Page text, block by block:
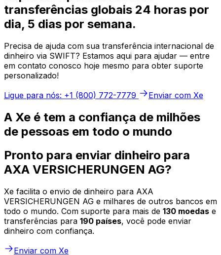
transferências globais 24 horas por
dia, 5 dias por semana.
Precisa de ajuda com sua transferência internacional de
dinheiro via SWIFT? Estamos aqui para ajudar — entre
em contato conosco hoje mesmo para obter suporte
personalizado!
Ligue para nós: +1 (800) 772-7779
Enviar com Xe
A Xe é tem a confiança de milhões
de pessoas em todo o mundo
Pronto para enviar dinheiro para
AXA VERSICHERUNGEN AG?
Xe facilita o envio de dinheiro para AXA
VERSICHERUNGEN AG e milhares de outros bancos em
todo o mundo. Com suporte para mais de 130 moedas e
transferências para 190 países, você pode enviar
dinheiro com confiança.
Enviar com Xe